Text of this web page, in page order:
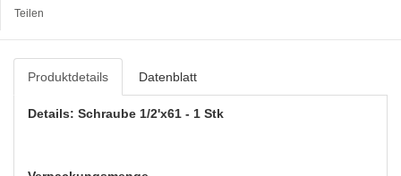
Teilen
Produktdetails Datenblatt
Details: Schraube 1/2'x61 - 1 Stk